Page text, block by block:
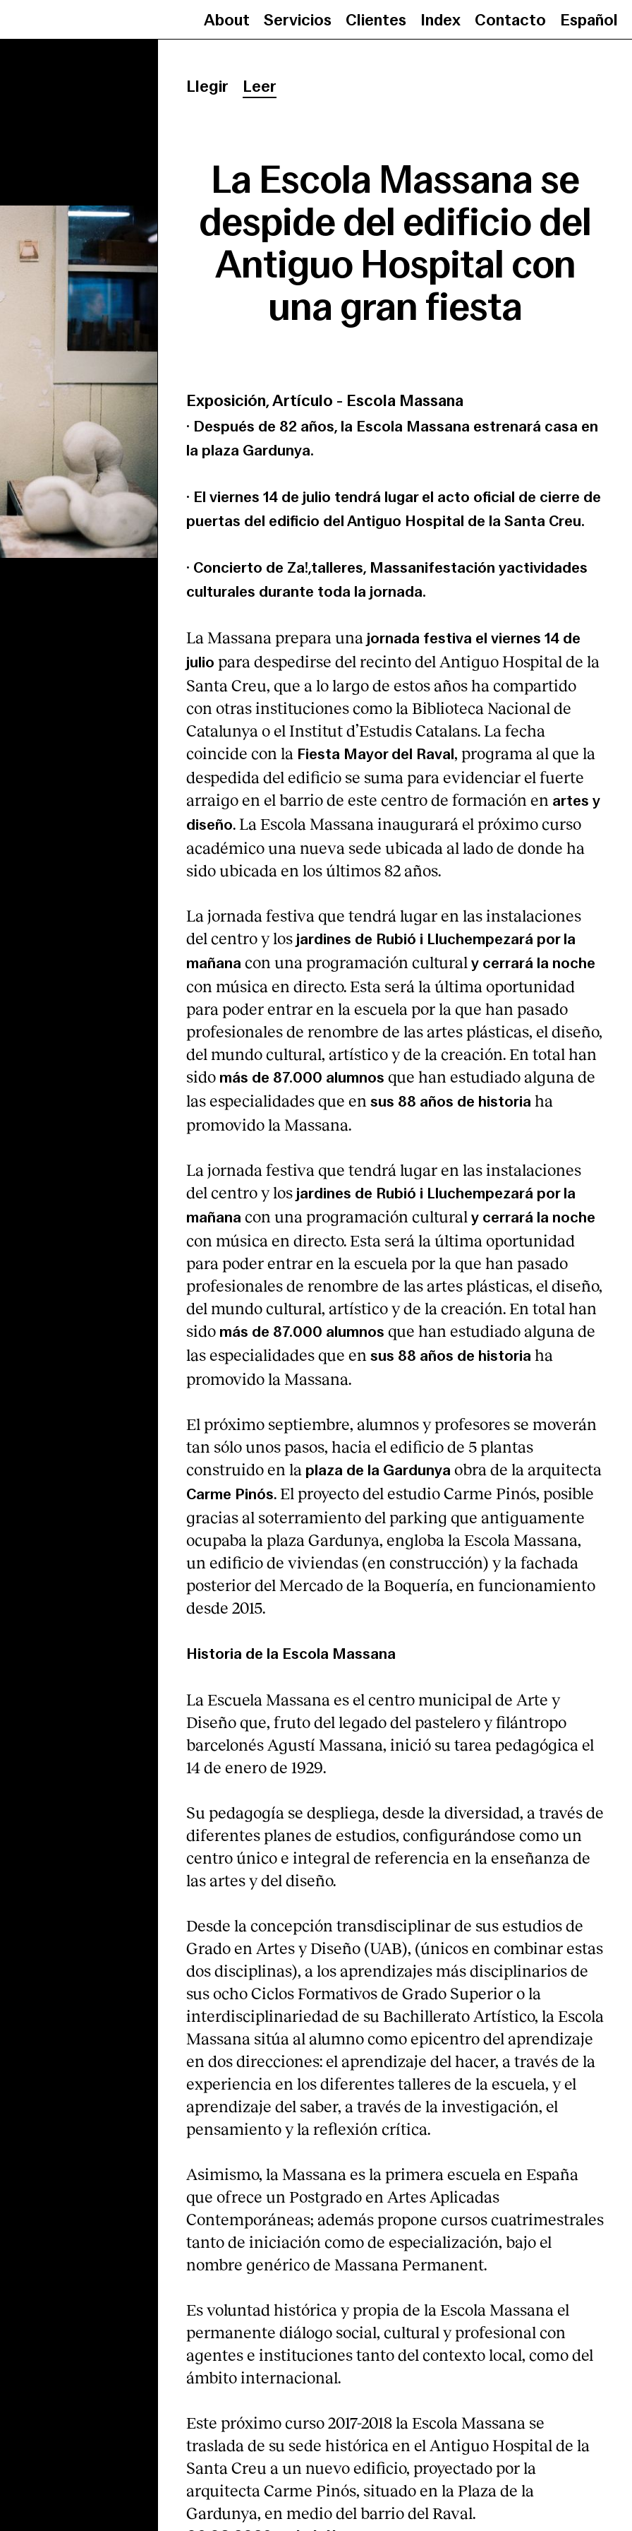
About Servicios Clientes Index Contacto Español
Llegir
Leer
La Escola Massana se
despide del edificio del
Antiguo Hospital con
una gran fiesta
Exposición, Artículo - Escola Massana
· Después de 82 años, la Escola Massana estrenará casa en
la plaza Gardunya.
· El viernes 14 de julio tendrá lugar el acto oficial de cierre de
puertas del edificio del Antiguo Hospital de la Santa Creu.
· Concierto de Za!,talleres, Massanifestación yactividades
culturales durante toda la jornada.
La Massana prepara una jornada festiva el viernes 14 de
julio para despedirse del recinto del Antiguo Hospital de la
Santa Creu, que a lo largo de estos años ha compartido
con otras instituciones como la Biblioteca Nacional de
Catalunya o el Institut d’Estudis Catalans. La fecha
coincide con la Fiesta Mayor del Raval , programa al que la
despedida del edificio se suma para evidenciar el fuerte
arraigo en el barrio de este centro de formación en artes y
diseño. La Escola Massana inaugurará el próximo curso
académico una nueva sede ubicada al lado de donde ha
sido ubicada en los últimos 82 años.
La jornada festiva que tendrá lugar en las instalaciones
del centro y los jardines de Rubió i Lluchempezará por la
mañana con una programación cultural y cerrará la noche
con música en directo. Esta será la última oportunidad
para poder entrar en la escuela por la que han pasado
profesionales de renombre de las artes plásticas, el diseño,
del mundo cultural, artístico y de la creación. En total han
sido más de 87.000 alumnos que han estudiado alguna de
las especialidades que en sus 88 años de historia ha
promovido la Massana.
La jornada festiva que tendrá lugar en las instalaciones
del centro y los jardines de Rubió i Lluchempezará por la
mañana con una programación cultural y cerrará la noche
con música en directo. Esta será la última oportunidad
para poder entrar en la escuela por la que han pasado
profesionales de renombre de las artes plásticas, el diseño,
del mundo cultural, artístico y de la creación. En total han
sido más de 87.000 alumnos que han estudiado alguna de
las especialidades que en sus 88 años de historia ha
promovido la Massana.
El próximo septiembre, alumnos y profesores se moverán
tan sólo unos pasos, hacia el edificio de 5 plantas
construido en la plaza de la Gardunya obra de la arquitecta
Carme Pinós. El proyecto del estudio Carme Pinós, posible
gracias al soterramiento del parking que antiguamente
ocupaba la plaza Gardunya, engloba la Escola Massana,
un edificio de viviendas (en construcción) y la fachada
posterior del Mercado de la Boquería, en funcionamiento
desde 2015.
Historia de la Escola Massana
La Escuela Massana es el centro municipal de Arte y
Diseño que, fruto del legado del pastelero y filántropo
barcelonés Agustí Massana, inició su tarea pedagógica el
14 de enero de 1929.
Su pedagogía se despliega, desde la diversidad, a través de
diferentes planes de estudios, configurándose como un
centro único e integral de referencia en la enseñanza de
las artes y del diseño.
Desde la concepción transdisciplinar de sus estudios de
Grado en Artes y Diseño (UAB), (únicos en combinar estas
dos disciplinas), a los aprendizajes más disciplinarios de
sus ocho Ciclos Formativos de Grado Superior o la
interdisciplinariedad de su Bachillerato Artístico, la Escola
Massana sitúa al alumno como epicentro del aprendizaje
en dos direcciones: el aprendizaje del hacer, a través de la
experiencia en los diferentes talleres de la escuela, y el
aprendizaje del saber, a través de la investigación, el
pensamiento y la reflexión crítica.
Asimismo, la Massana es la primera escuela en España
que ofrece un Postgrado en Artes Aplicadas
Contemporáneas; además propone cursos cuatrimestrales
tanto de iniciación como de especialización, bajo el
nombre genérico de Massana Permanent.
Es voluntad histórica y propia de la Escola Massana el
permanente diálogo social, cultural y profesional con
agentes e instituciones tanto del contexto local, como del
ámbito internacional.
Este próximo curso 2017-2018 la Escola Massana se
traslada de su sede histórica en el Antiguo Hospital de la
Santa Creu a un nuevo edificio, proyectado por la
arquitecta Carme Pinós, situado en la Plaza de la
Gardunya, en medio del barrio del Raval.